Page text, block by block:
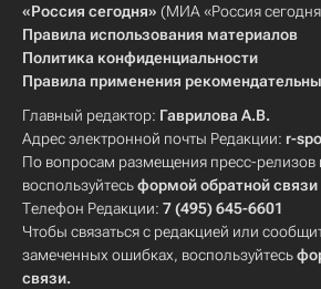
«Россия сегодня» (МИА «Россия
Правила использования материалов
Политика конфиденциальности
Правила применения
Главный редактор: Гаврилова А.В.
Адрес электронной почты Редакции: r-
По вопросам размещения пресс-релизов
воспользуйтесьформой обратной связи
Телефон Редакции: 7 (495) 645-6601
Чтобы связаться с редакцией или
замеченных ошибках, воспользуйтесь
связи.